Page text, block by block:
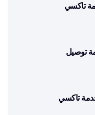
تاكسي
توصيل
تاكسي